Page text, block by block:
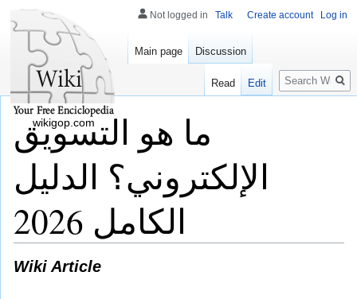
ما هو التسويق
الإلكتروني؟ الدليل
الكامل 2026
Wiki Article
Not logged in Talk Create account Log in
Main page Discussion
Read Edit
Search
wikigop.com